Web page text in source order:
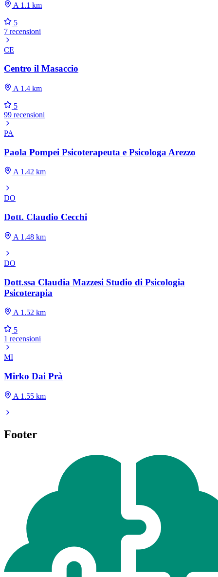
A 1.1 km
5
7 recensioni
CE
Centro il Masaccio
A 1.4 km
5
99 recensioni
PA
Paola Pompei Psicoterapeuta e Psicologa Arezzo
A 1.42 km
DO
Dott. Claudio Cecchi
A 1.48 km
DO
Dott.ssa Claudia Mazzesi Studio di Psicologia
Psicoterapia
A 1.52 km
5
1 recensioni
MI
Mirko Dai Prà
A 1.55 km
Footer